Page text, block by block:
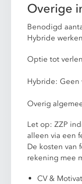
Overige
Benodigd
Hybride
Optie tot
Hybride: Geen
Overig
Let op: ZZP
alleen via een
De kosten van
rekening mee
CV &